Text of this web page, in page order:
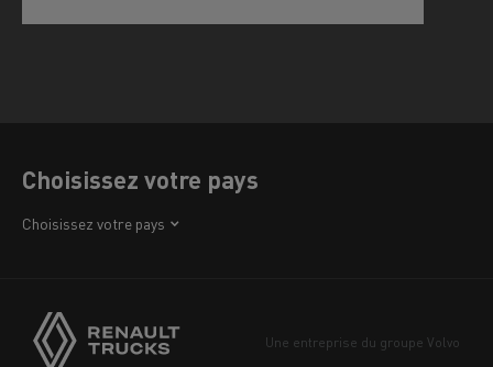
Choisissez votre pays
Choisissez votre pays
Europe
Une entreprise du groupe Volvo